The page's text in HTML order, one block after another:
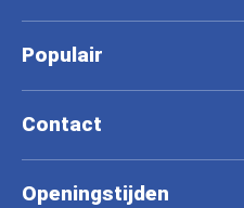
Populair
Contact
Openingstijden